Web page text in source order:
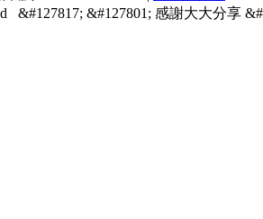
&#127817; &#127801; 感謝大大分享